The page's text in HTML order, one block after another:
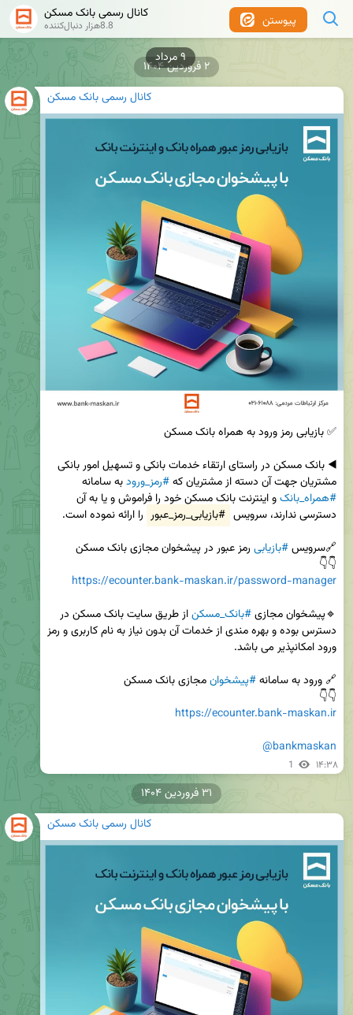
۹ مرداد
پیوستن کانال رسمی بانک مسکن
8.8هزار دنبال‌کننده
کانال رسمی بانک مسکن
مشتریان جهت آن دسته از مشتریان که #رمز_ورود به سامانه
#همراه_بانک
دسترسی ندارند، سرویس #بازیابی_رمز_عبور
🔗سرویس #بازیابی
👇👇
https://ecounter.bank-maskan.ir/password-manager
🔹️پیشخوان مجازی #بانک_مسکن
🔗 ورود به سامانه #پیشخوان
👇👇
https://ecounter.bank-maskan.ir
@bankmaskan
1 ۱۴:۳۸
۲ فروردین ۱۴۰۴
کانال رسمی بانک مسکن
۳۱ فروردین ۱۴۰۴